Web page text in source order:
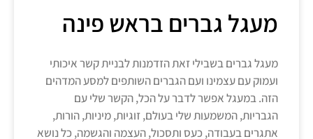
מעגל גברים בראש פינה
מעגל גברים בשבילי זאת הזדמנות לבניית קשר איכותי
ועמוק עם עצמינו ועם הגברים השותפים למסע המדהים
הזה. במעגל אפשר לדבר על הכל, הקשר שלי עם
הגבריות, המשמעות שלי בעולם, זוגיות, מיניות, הורות,
אתגרים בעבודה, כעס ותסכול, העצמה והגשמה, כל נושא